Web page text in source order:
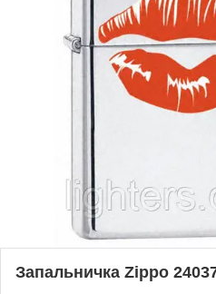
Запальничка Zippo